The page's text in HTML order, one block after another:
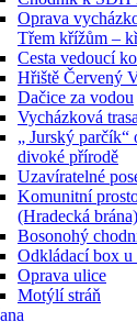
Oprava
Třem křížům –
Cesta vedoucí
Hřiště Červený
Dačice za vodou
Vycházková
„ Jurský parčík“
divoké přírodě
Uzavíratelné
Komunitní
(Hradecká brána)
Bosonohý
Odkládací box u
Oprava ulice
Motýlí stráň